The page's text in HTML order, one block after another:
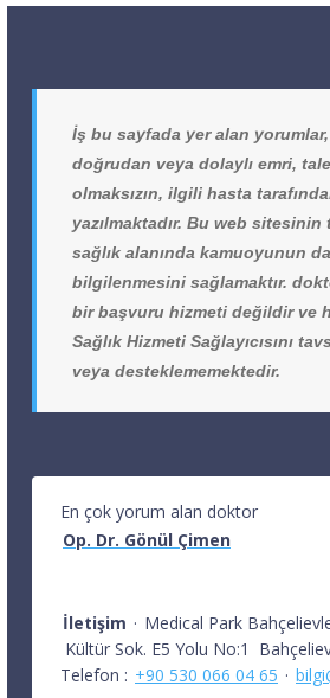
İş bu sayfada yer alan
doğrudan veya dolaylı emri,
olmaksızın, ilgili hasta
yazılmaktadır. Bu web sitesinin
sağlık alanında kamuoyunun
bilgilenmesini sağlamaktır.
bir başvuru hizmeti değildir ve
Sağlık Hizmeti Sağlayıcısını
veya desteklememektedir.
En çok yorum alan doktor
Op. Dr. Gönül Çimen
İletişim · Medical Park
Kültür Sok. E5 Yolu No:1
Telefon : +90 530 066 04 65 ·